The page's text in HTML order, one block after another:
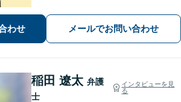
手続きはお任せ【借金・債務整理】手
続きはもちろん、再発防止策や今後の
生活のフォローも行います。
わせ メールでお問い合わせ
稲田 遼太 弁護
士
インタビューを見
る